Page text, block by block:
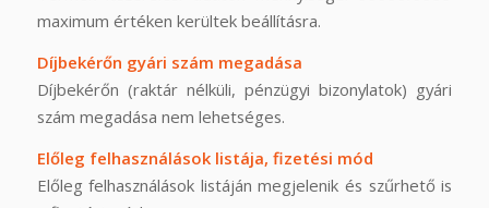
maximum értéken kerültek beállításra.
Díjbekérőn gyári szám megadása
Díjbekérőn (raktár nélküli, pénzügyi bizonylatok) gyári
szám megadása nem lehetséges.
Előleg felhasználások listája, fizetési mód
Előleg felhasználások listáján megjelenik és szűrhető is